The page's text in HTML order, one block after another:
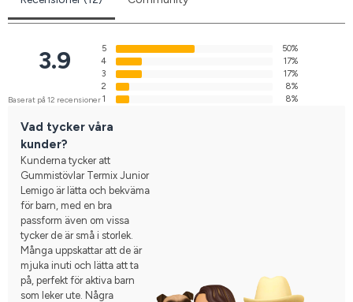
3.9
Baserat på 12 recensioner
5
50%
4
17%
3
17%
2
8%
1
8%
Vad tycker våra
kunder?
Kunderna tycker att
Gummistövlar Termix Junior
Lemigo är lätta och bekväma
för barn, med en bra
passform även om vissa
tycker de är små i storlek.
Många uppskattar att de är
mjuka inuti och lätta att ta
på, perfekt för aktiva barn
som leker ute. Några